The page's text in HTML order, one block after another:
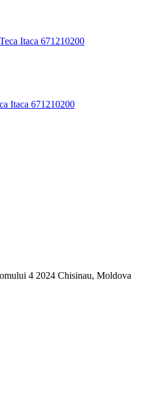
Itaca 671210200
4 2024 Chisinau, Moldova